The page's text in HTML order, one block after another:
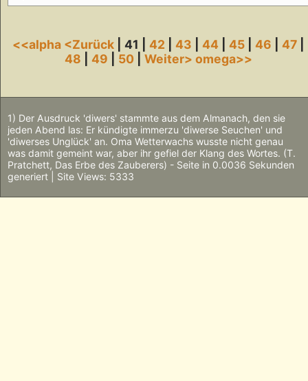
<<alpha <Zurück | 41 |42 |43 |44 |45 |46 |47
48 |49 50 |Weiter>omega>>
1) Der Ausdruck 'diwers' stammte aus dem Almanach, den sie
jeden Abend las: Er kündigte immerzu 'diwerse Seuchen' und
'diwerses Unglück' an. Oma Wetterwachs wusste nicht genau
was damit gemeint war, aber ihr gefiel der Klang des Wortes. (T.
Pratchett, Das Erbe des Zauberers) - Seite in 0.0036 Sekunden
generiert | Site Views: 5333